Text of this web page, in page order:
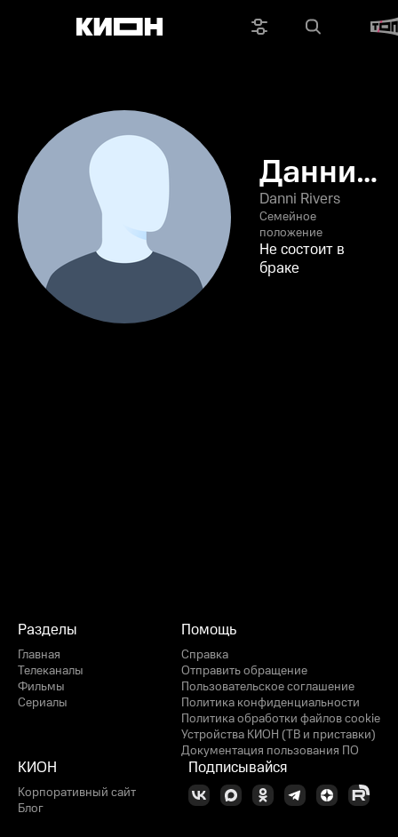
Данни
Риверс
Danni Rivers
Семейное
положение
Не состоит в
браке
Разделы
Главная
Телеканалы
Фильмы
Сериалы
Помощь
Справка
Отправить обращение
Пользовательское соглашение
Политика конфиденциальности
Политика обработки файлов cookie
Устройства КИОН (ТВ и приставки)
Документация пользования ПО
КИОН
Корпоративный сайт
Блог
Подписывайся